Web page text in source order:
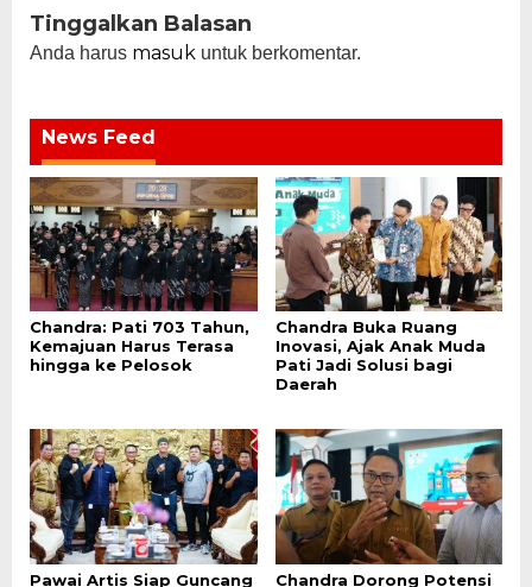
Tinggalkan Balasan
Anda harus masuk untuk berkomentar.
News Feed
Chandra: Pati 703 Tahun,
Kemajuan Harus Terasa
hingga ke Pelosok
Chandra Buka Ruang
Inovasi, Ajak Anak Muda
Pati Jadi Solusi bagi
Daerah
Pawai Artis Siap Guncang
Chandra Dorong Potensi